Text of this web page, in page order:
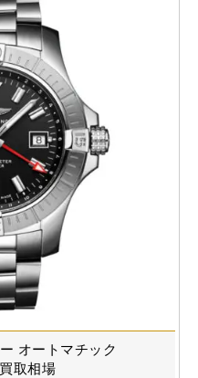
オートマチック
取相場